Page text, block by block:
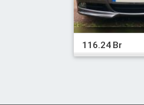
116.24 Br